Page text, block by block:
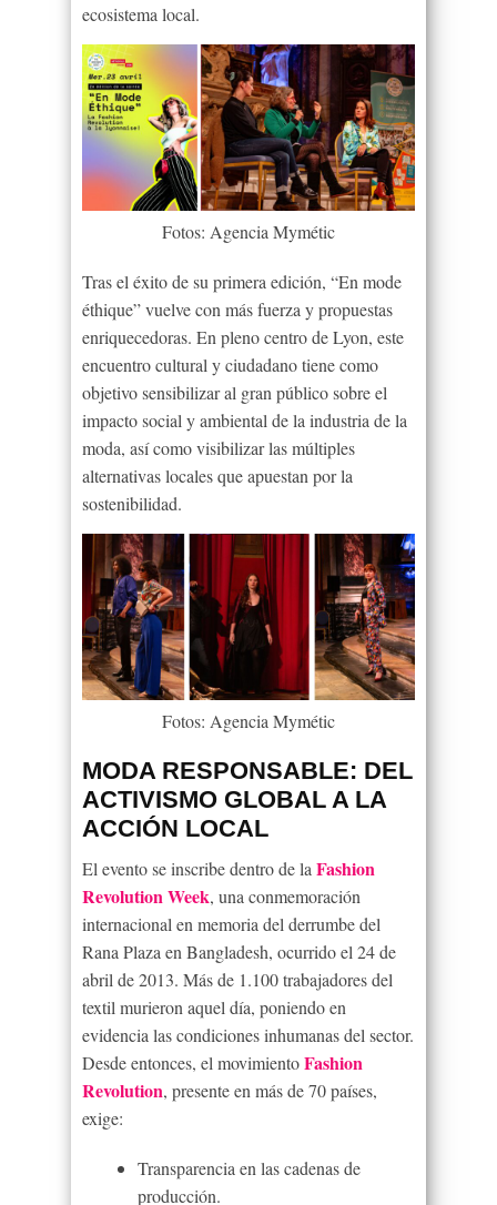
ecosistema local.
Fotos: Agencia Mymétic
Tras el éxito de su primera edición, “En mode
éthique” vuelve con más fuerza y propuestas
enriquecedoras. En pleno centro de Lyon, este
encuentro cultural y ciudadano tiene como
objetivo sensibilizar al gran público sobre el
impacto social y ambiental de la industria de la
moda, así como visibilizar las múltiples
alternativas locales que apuestan por la
sostenibilidad.
Fotos: Agencia Mymétic
MODA RESPONSABLE: DEL
ACTIVISMO GLOBAL A LA
ACCIÓN LOCAL
El evento se inscribe dentro de la Fashion
Revolution Week, una conmemoración
internacional en memoria del derrumbe del
Rana Plaza en Bangladesh, ocurrido el 24 de
abril de 2013. Más de 1.100 trabajadores del
textil murieron aquel día, poniendo en
evidencia las condiciones inhumanas del sector.
Desde entonces, el movimientoFashion
Revolution, presente en más de 70 países,
exige:
Transparencia en las cadenas de
producción.